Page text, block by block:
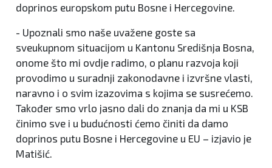
doprinos europskom putu Bosne i Hercegovine.
- Upoznali smo naše uvažene goste sa
sveukupnom situacijom u Kantonu Središnja Bosna,
onome što mi ovdje radimo, o planu razvoja koji
provodimo u suradnji zakonodavne i izvršne vlasti,
naravno i o svim izazovima s kojima se susrećemo.
Također smo vrlo jasno dali do znanja da mi u KSB
činimo sve i u budućnosti ćemo činiti da damo
doprinos putu Bosne i Hercegovine u EU – izjavio je
Matišić.